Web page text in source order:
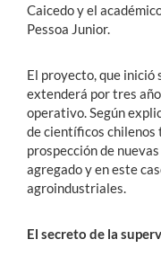
Caicedo y el
Pessoa Junior.
El proyecto, que inició
extenderá por tres
operativo. Según
de científicos chilenos
prospección de
agregado y en este
agroindustriales.
El secreto de la